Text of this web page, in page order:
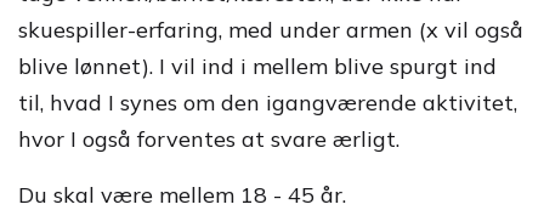
skuespiller-erfaring, med under armen (x vil også
blive lønnet). I vil ind i mellem blive spurgt ind
til, hvad I synes om den igangværende aktivitet,
hvor I også forventes at svare ærligt.
Du skal være mellem 18 - 45 år.